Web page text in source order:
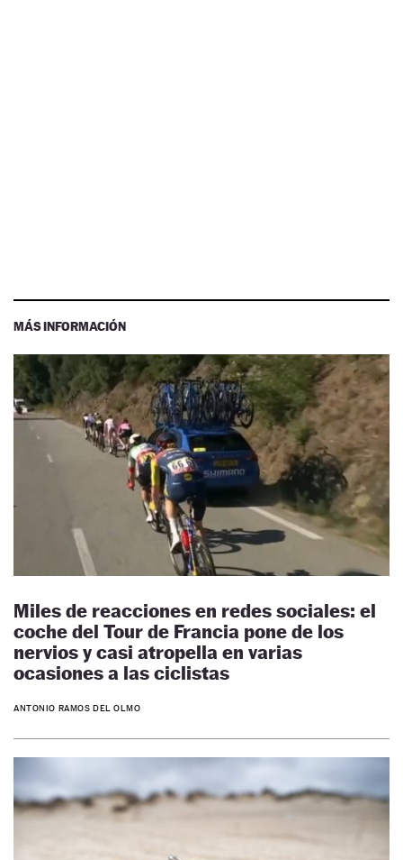
MÁS INFORMACIÓN
Miles de reacciones en redes sociales: el
coche del Tour de Francia pone de los
nervios y casi atropella en varias
ocasiones a las ciclistas
ANTONIO RAMOS DEL OLMO